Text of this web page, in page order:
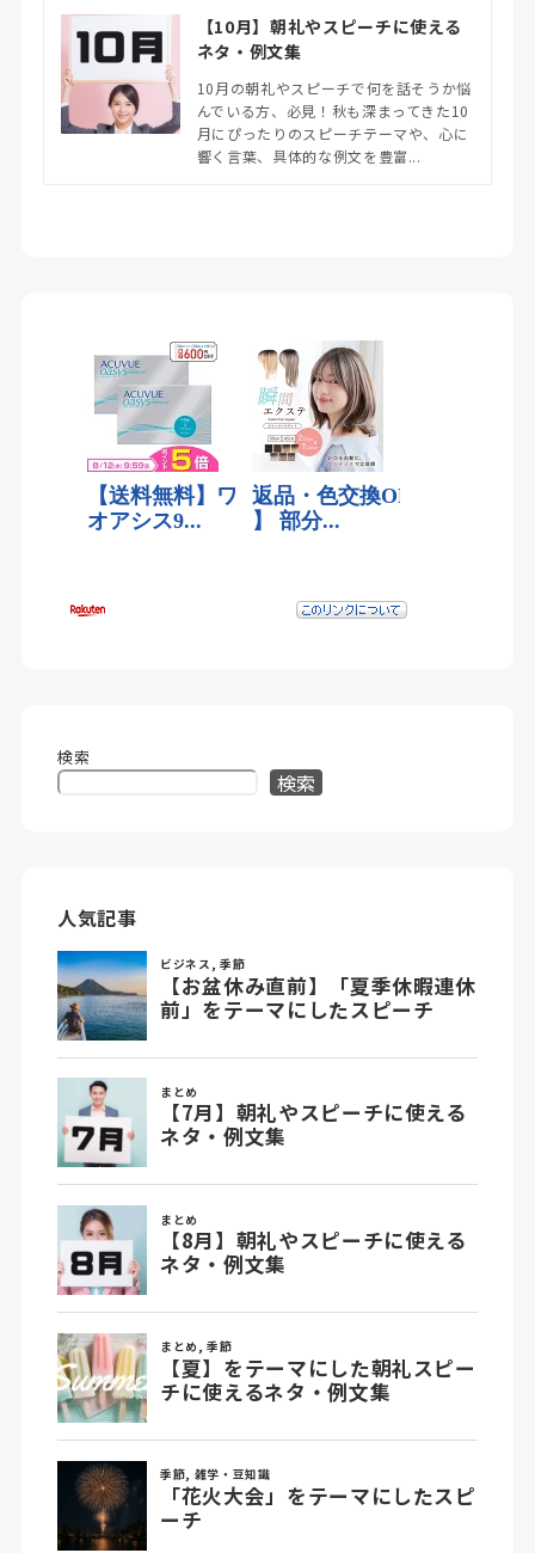
【10月】朝礼やスピーチに使える
ネタ・例文集
10月の朝礼やスピーチで何を話そうか悩
んでいる方、必見！秋も深まってきた10
月にぴったりのスピーチテーマや、心に
響く言葉、具体的な例文を豊富...
検索
検索
人気記事